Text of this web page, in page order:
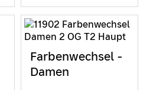
Farbenwechsel -
Damen